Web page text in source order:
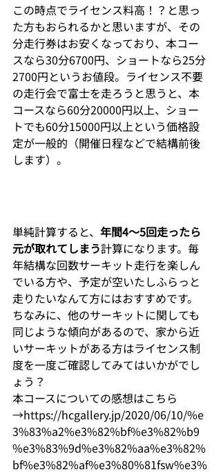
この時点でライセンス料高！？と思っ
た方もおられるかと思いますが、その
分走行券はお安くなっており、本コー
スなら30分6700円、ショートなら25分
2700円というお値段。ライセンス不要
の走行会で富士を走ろうと思うと、本
コースなら60分20000円以上、ショー
トでも60分15000円以上という価格設
定が一般的（開催日程などで結構前後
します）。
単純計算すると、 年間4～5回走ったら
元が取れてしまう計算になります。毎
年結構な回数サーキット走行を楽しん
でいる方や、予定が空いたしふらっと
走りたいなんて方にはおすすめです。
ちなみに、他のサーキットに関しても
同じような傾向があるので、家から近
いサーキットがある方はライセンス制
度を一度ご確認してみてはいかがでし
ょう？
本コースについての感想はこちら
→https://hcgallery.jp/2020/06/10/%e
3%83%a2%e3%82%bf%e3%82%b9
%e3%83%9d%e3%82%aa%e3%82%
bf%e3%82%af%e3%80%81fsw%e3%